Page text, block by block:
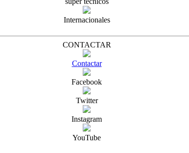
Internacionales
CONTACTAR
Contactar
Facebook
Twitter
Instagram
YouTube